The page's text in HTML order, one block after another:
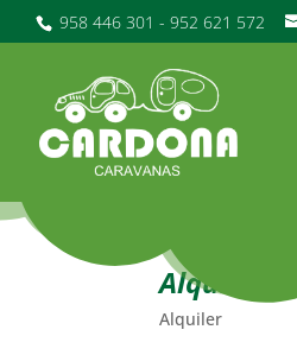
958 446 301 - 952 621 572
Alquiler
Alquiler